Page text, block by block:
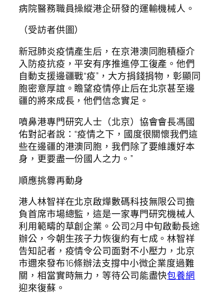
病院醫務職員操縱港企研發的運輸機械人。
（受訪者供圖）
新冠肺炎疫情產生后，在京港澳同胞積極介
入防疫抗疫，平安有序推進停工復產。他們
自動支援邊疆戰“疫”，大方捐錢捐物，彰顯同
胞密意厚誼。瞻望疫情停止后在北京甚至邊
疆的將來成長，他們信念實足。
噴鼻港專門研究人士（北京）協會會長馮國
佑對記者說：“疫情之下，國度很關懷我們這
些在邊疆的港澳同胞，我們除了要維護好本
身，更要盡一份國人之力。”
順應挑釁再動身
港人林智祥在北京啟燁數碼科技無限公司擔
負首席市場總監，這是一家專門研究機械人
利用範疇的草創企業。公司2月中旬啟動長途
辦公，今朝生孩子力恢復約有七成。林智祥
告知記者，疫情令公司面對不小壓力，北京
市邇來發布16條辦法支撐中小微企業度過難
關，相當實時無力，等待公司能盡快包養網
迎來復蘇。